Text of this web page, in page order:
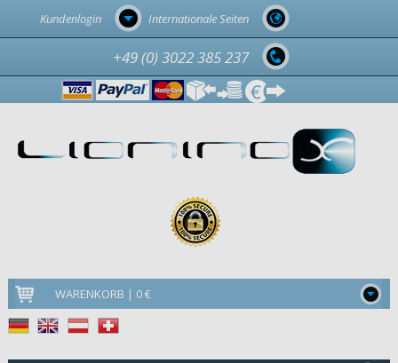
Internationale Seiten
Kundenlogin
+49 (0) 3022 385 237
WARENKORB | 0 €